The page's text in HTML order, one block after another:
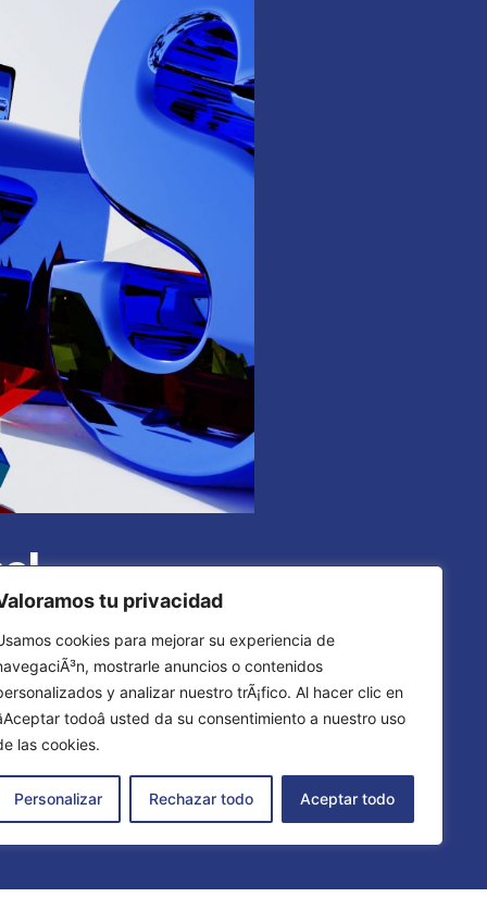
tu privacidad
cookies para mejorar su experiencia de
mostrarle anuncios o contenidos
y analizar nuestro trÃ¡fico. Al hacer clic en
todoâ usted da su consentimiento a nuestro uso
las cookies.
Personalizar Rechazar todo Aceptar todo